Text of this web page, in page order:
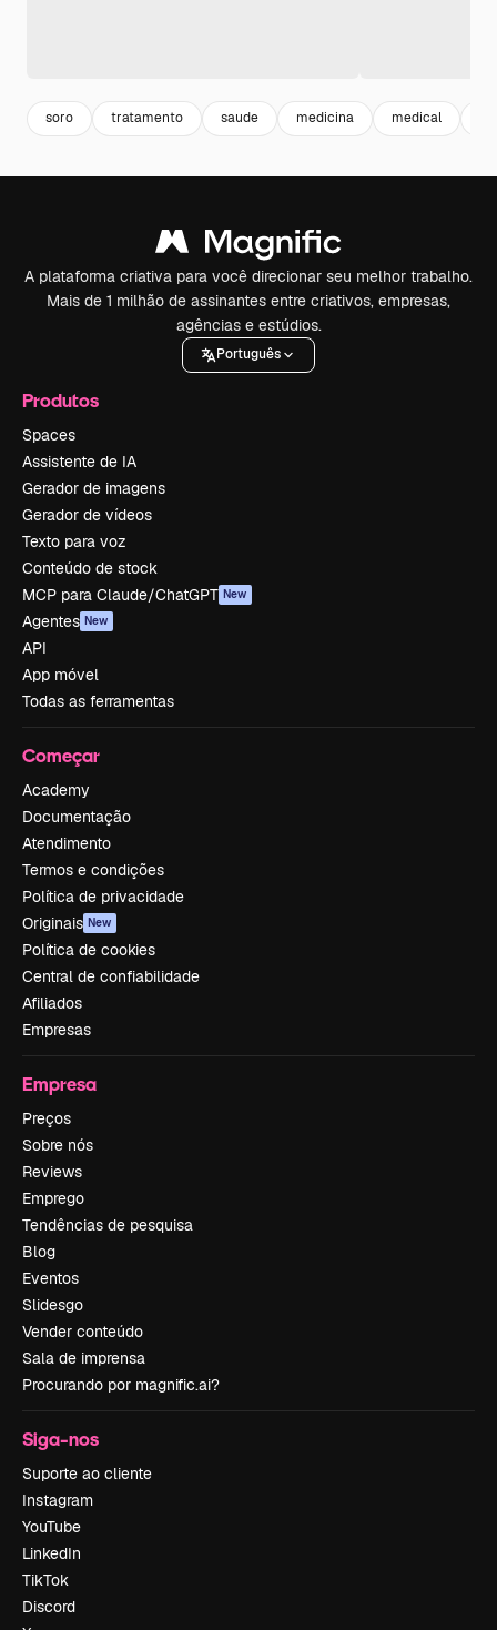
soro tratamento saude medicina medical
A plataforma criativa para você direcionar seu melhor trabalho.
Mais de 1 milhão de assinantes entre criativos, empresas,
agências e estúdios.
Português
Produtos
Spaces
Assistente de IA
Gerador de imagens
Gerador de vídeos
Texto para voz
Conteúdo de stock
MCP para Claude/ChatGPT New
Agentes New
API
App móvel
Todas as ferramentas
Começar
Academy
Documentação
Atendimento
Termos e condições
Política de privacidade
Originais New
Política de cookies
Central de confiabilidade
Afiliados
Empresas
Empresa
Preços
Sobre nós
Reviews
Emprego
Tendências de pesquisa
Blog
Eventos
Slidesgo
Vender conteúdo
Sala de imprensa
Procurando por magnific.ai?
Siga-nos
Suporte ao cliente
Instagram
YouTube
LinkedIn
TikTok
Discord